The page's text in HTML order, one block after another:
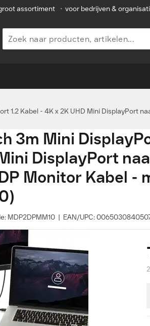
assortiment • voor bedrijven &
1.2 Kabel - 4K x 2K UHD Mini DisplayPort
3m Mini
DisplayPort
Monitor Kabel -
MDP2DPMM10 | EAN/UPC: